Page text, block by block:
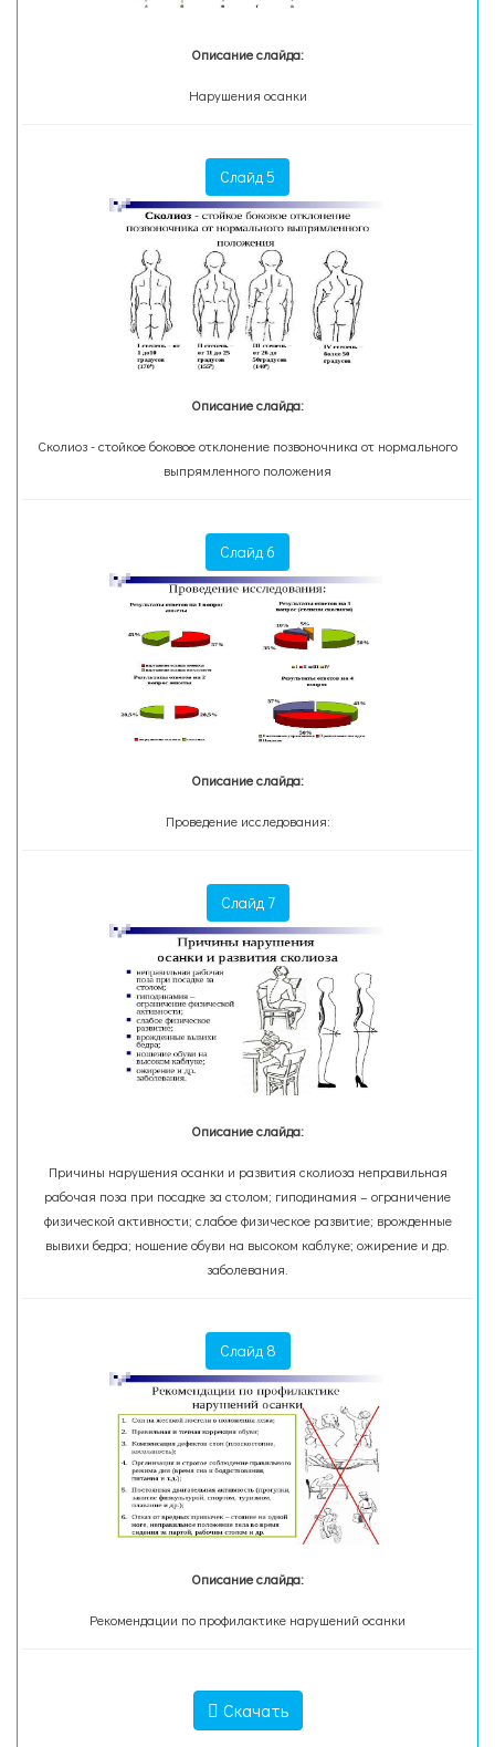
Описание слайда:
Нарушения осанки
Слайд 5
Описание слайда:
Сколиоз - стойкое боковое отклонение позвоночника от нормального
выпрямленного положения
Слайд 6
Описание слайда:
Проведение исследования:
Слайд 7
Описание слайда:
Причины нарушения осанки и развития сколиоза неправильная
рабочая поза при посадке за столом; гиподинамия – ограничение
физической активности; слабое физическое развитие; врожденные
вывихи бедра; ношение обуви на высоком каблуке; ожирение и др.
заболевания.
Слайд 8
Описание слайда:
Рекомендации по профилактике нарушений осанки
Скачать